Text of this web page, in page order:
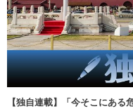
【独自連載】「今そこにあ